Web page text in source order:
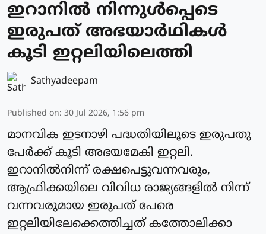
ഇറാനിൽ നിന്നുള്‍പ്പെടെ
ഇരുപത് അഭയാര്‍ഥികള്‍
കൂടി ഇറ്റലിയിലെത്തി
Sathyadeepam
Published on: 30 Jul 2026, 1:56 pm
മാനവിക ഇടനാഴി പദ്ധതിയിലൂടെ ഇരുപതു
പേര്‍ക്ക് കൂടി അഭയമേകി ഇറ്റലി.
ഇറാനില്‍നിന്ന് രക്ഷപെട്ടുവന്നവരും,
ആഫ്രിക്കയിലെ വിവിധ രാജ്യങ്ങളില്‍ നിന്ന്
വന്നവരുമായ ഇരുപത് പേരെ
ഇറ്റലിയിലേക്കെത്തിച്ചത് കത്തോലിക്കാ